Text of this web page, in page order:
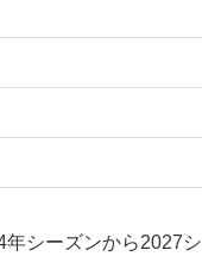
年シーズンから2027